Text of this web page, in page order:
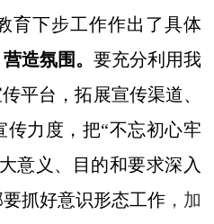
育下步工作作出了具体
造氛围。 要充分利用我
平台，拓展宣传渠道、
力度，把“不忘初心牢
意义、目的和要求深入
抓好意识形态工作 ，加